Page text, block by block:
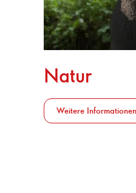
Natur
Weitere Informationen